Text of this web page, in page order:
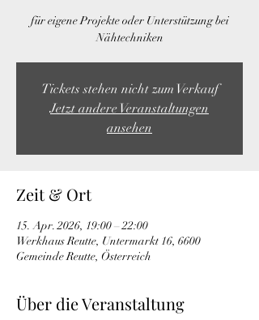
für eigene Projekte oder Unterstützung bei
Nähtechniken
Tickets stehen nicht zum Verkauf
Jetzt andere Veranstaltungen
ansehen
Zeit & Ort
15. Apr. 2026, 19:00 – 22:00
Werkhaus Reutte, Untermarkt 16, 6600
Gemeinde Reutte, Österreich
Über die Veranstaltung